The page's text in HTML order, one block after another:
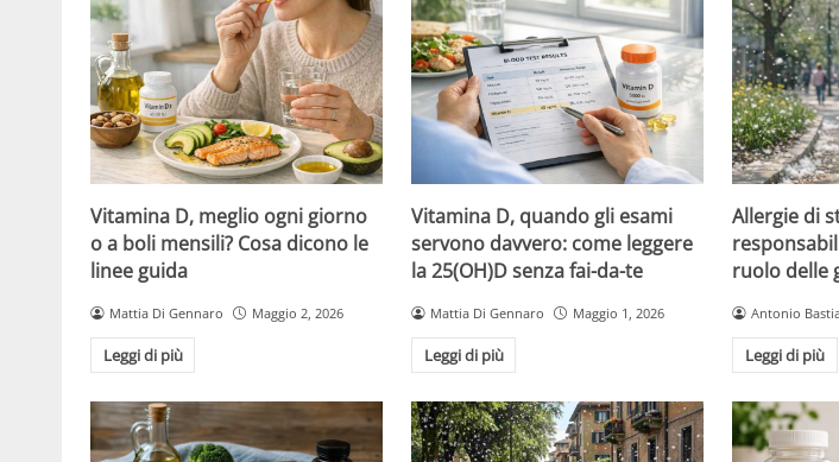
Vitamina D, meglio ogni giorno
o a boli mensili? Cosa dicono le
linee guida
Mattia Di Gennaro Maggio 2, 2026
Leggi di più
Vitamina D, quando gli esami
servono davvero: come leggere
la 25(OH)D senza fai-da-te
Mattia Di Gennaro Maggio 1, 2026
Leggi di più
Allergie di
ruolo delle
Antonio
Leggi di più